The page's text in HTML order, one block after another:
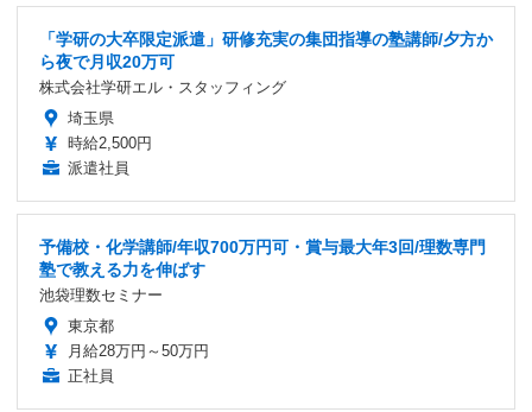
「学研の大卒限定派遣」研修充実の集団指導の塾講師/夕方か
ら夜で月収20万可
株式会社学研エル・スタッフィング
埼玉県
時給2,500円
派遣社員
予備校・化学講師/年収700万円可・賞与最大年3回/理数専門
塾で教える力を伸ばす
池袋理数セミナー
東京都
月給28万円～50万円
正社員